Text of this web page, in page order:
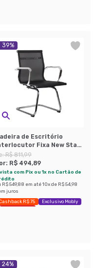
39%
de Escritório
Fixa New Star
R$ 811,99
R$ 494,89
com Pix ou 1x no Cartão de
R$ 549,88 em até10x de R$ 54,98
juros
R$ 75
Exclusivo Mobly
peças
24%